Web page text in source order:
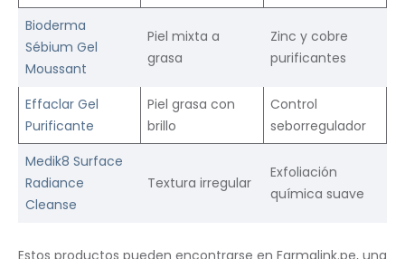
Bioderma
Sébium Gel
Moussant
Piel mixta a
grasa
Zinc y cobre
purificantes
Effaclar Gel
Purificante
Piel grasa con
brillo
Control
seborregulador
Medik8 Surface
Radiance
Cleanse
Textura irregular
Exfoliación
química suave